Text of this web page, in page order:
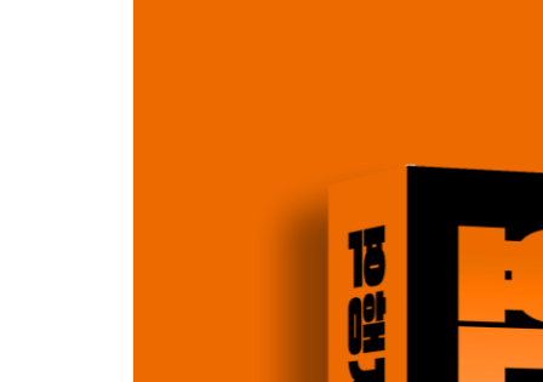
참고 | 나를 역행자로 만들어준 책 리스트
특별부록 | 곧바로 돈 버는 무자본 창업 아이템
독자후기 | 『역행자로 인생 역행한 사람들』